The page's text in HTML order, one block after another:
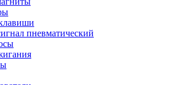
пневматический